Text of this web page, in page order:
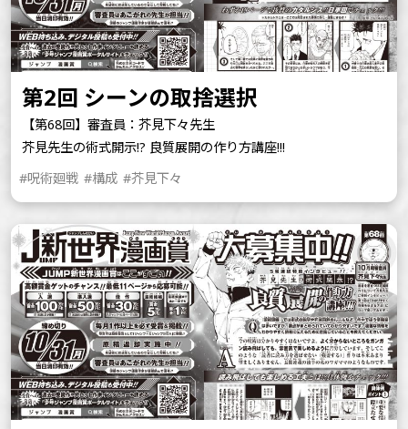
第2回 シーンの取捨選択
【第68回】審査員：芥見下々先生
芥見先生の術式開示!? 良質展開の作り方講座!!!
#呪術廻戦 #構成 #芥見下々